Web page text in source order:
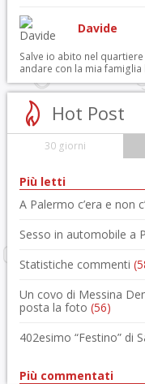
Davide
Salve io abito nel
andare con la mia
Hot Post
30 giorni
Più letti
A Palermo c’era e non
Sesso in automobile a
Statistiche commenti
Un covo di Messina
posta la foto (56)
402esimo “Festino” di
Più commentati